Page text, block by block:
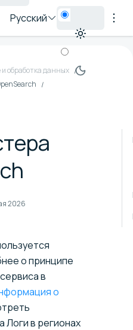
Русский
обработка данных
2026
о принципе
в
о
Логи в регионах